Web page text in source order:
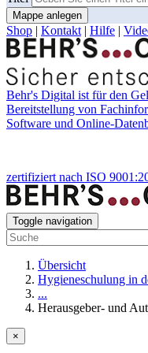
Mappe anlegen
Shop | Kontakt | Hilfe |
Behr's Digital ist für den
Bereitstellung von
Software und Online-
zertifiziert nach ISO
Toggle navigation
Übersicht
Hygieneschulung in
...
Herausgeber- und
×